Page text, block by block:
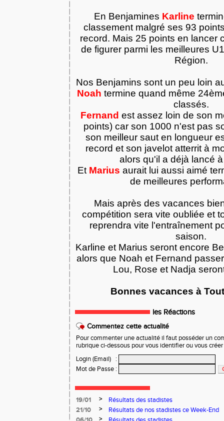
En Benjamines Karline
classement malgré ses 93
record. Mais 25 points en lancer
de figurer parmi les meilleures
Région.
Nos Benjamins sont un peu loin
Noah termine quand même
classés.
Fernand est assez loin de son
points) car son 1000 n'est pas
son meilleur saut en longueur
record et son javelot atterrit à
alors qu'il a déjà lancé
Et Marius aurait lui aussi aimé
de meilleures
Mais après des vacances
compétition sera vite oubliée et
reprendra vite l'entraînement
saison.
Karline et Marius seront encore
alors que Noah et Fernand
Lou, Rose et Nadja
Bonnes vacances à
les Réactions
Commentez cette actualité
Pour commenter une actualité il faut posséder un
rubrique ci-dessous pour vous identifier ou vous
Login (Email)
:
Mot de Passe :
19/01 >
Résultats des stadistes
21/10
>
Résultats de nos stadistes ce Week-End
>